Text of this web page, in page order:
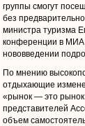
группы смогут
без
министра туризма
конференции в МИА
нововведении
По мнению
отдыхающие
«рынок — это
представителей
объем